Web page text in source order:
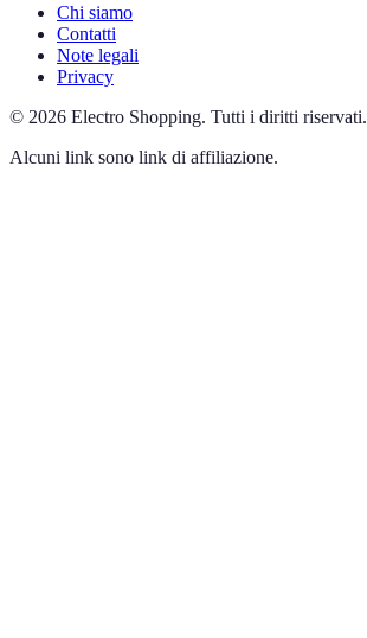
Chi siamo
Contatti
Note legali
Privacy
© 2026 Electro Shopping. Tutti i diritti riservati.
Alcuni link sono link di affiliazione.